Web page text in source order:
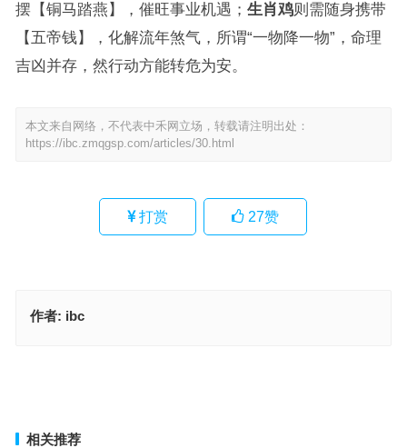
摆【铜马踏燕】，催旺事业机遇； 生肖鸡则需随身携带
【五帝钱】，化解流年煞气，所谓“一物降一物”，命理
吉凶并存，然行动方能转危为安。
本文来自网络，不代表中禾网立场，转载请注明出处：
https://ibc.zmqgsp.com/articles/30.html
打赏 27赞
作者: ibc
相关推荐